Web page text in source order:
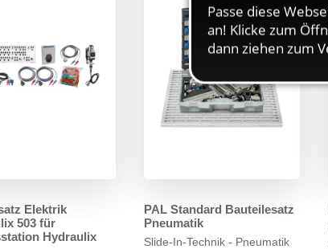
Elektrik
503 für
Hydraulix
PAL Standard Bauteilesatz
Pneumatik
Slide-In-Technik - Pneumatik